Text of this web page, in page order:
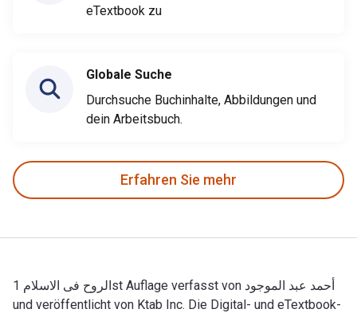
eTextbook zu
Globale Suche
Durchsuche Buchinhalte, Abbildungen und
dein Arbeitsbuch.
Erfahren Sie mehr
الروح فى الاسلام 1st Auflage verfasst von أحمد عبد الموجود
und veröffentlicht von Ktab Inc. Die Digital- und eTextbook-